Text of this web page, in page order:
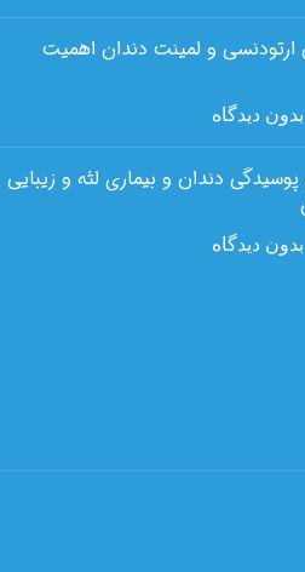
ارتودنسی و لمینت دندان اهمیت
بدون دیدگاه
دندان و بیماری لثه و زیبایی
بدون دیدگاه